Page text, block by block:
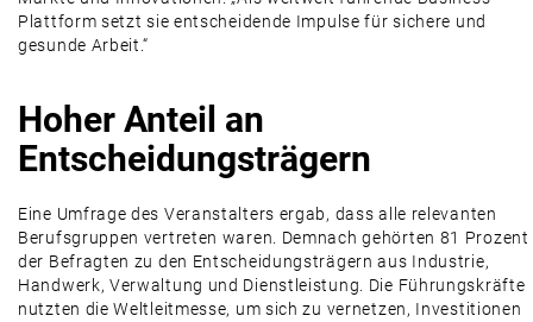
Plattform setzt sie entscheidende Impulse für sichere und
gesunde Arbeit.“
Hoher Anteil an
Entscheidungsträgern
Eine Umfrage des Veranstalters ergab, dass alle relevanten
Berufsgruppen vertreten waren. Demnach gehörten 81 Prozent
der Befragten zu den Entscheidungsträgern aus Industrie,
Handwerk, Verwaltung und Dienstleistung. Die Führungskräfte
nutzten die Weltleitmesse, um sich zu vernetzen, Investitionen